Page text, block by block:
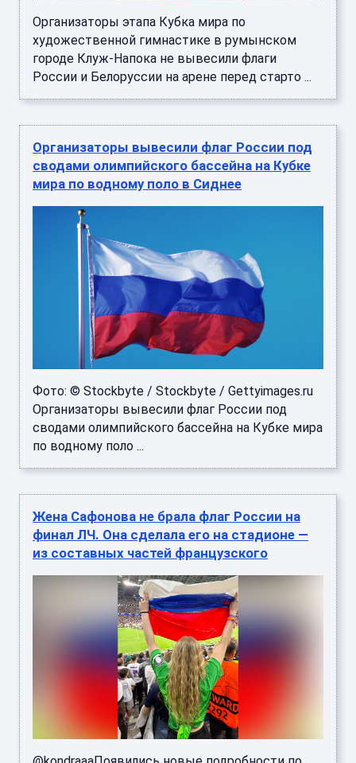
Организаторы этапа Кубка мира по
художественной гимнастике в румынском
городе Клуж-Напока не вывесили флаги
России и Белоруссии на арене перед старто ...
Организаторы вывесили флаг России под
сводами олимпийского бассейна на Кубке
мира по водному поло в Сиднее
Фото: © Stockbyte / Stockbyte / Gettyimages.ru
Организаторы вывесили флаг России под
сводами олимпийского бассейна на Кубке мира
по водному поло ...
Жена Сафонова не брала флаг России на
финал ЛЧ. Она сделала его на стадионе —
из составных частей французского